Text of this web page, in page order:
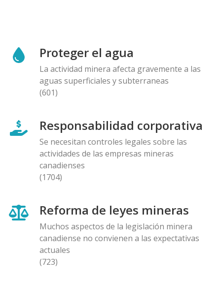
Proteger el agua
La actividad minera afecta gravemente a las
aguas superficiales y subterraneas
(601)
Responsabilidad corporativa
Se necesitan controles legales sobre las
actividades de las empresas mineras
canadienses
(1704)
Reforma de leyes mineras
Muchos aspectos de la legislación minera
canadiense no convienen a las expectativas
actuales
(723)